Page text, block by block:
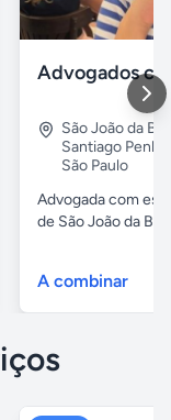
São João da
Santiago Penha
São Paulo
Advogada com
de São João da
A combinar